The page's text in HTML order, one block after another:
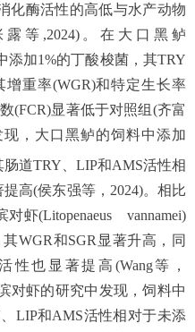
化酶活性的高低与水产动物
等,2024)。在大口黑鲈
添加1%的丁酸梭菌，其TRY
重率(WGR)和特定生长率
(FCR)显著低于对照组(齐富
现，大口黑鲈的饲料中添加
道TRY、LIP和AMS活性相
高(侯东强等，2024)。相比
虾(Litopenaeus vannamei)
WGR和SGR显著升高，同
性也显著提高(Wang等，
对虾的研究中发现，饲料中
LIP和AMS活性相对于未添